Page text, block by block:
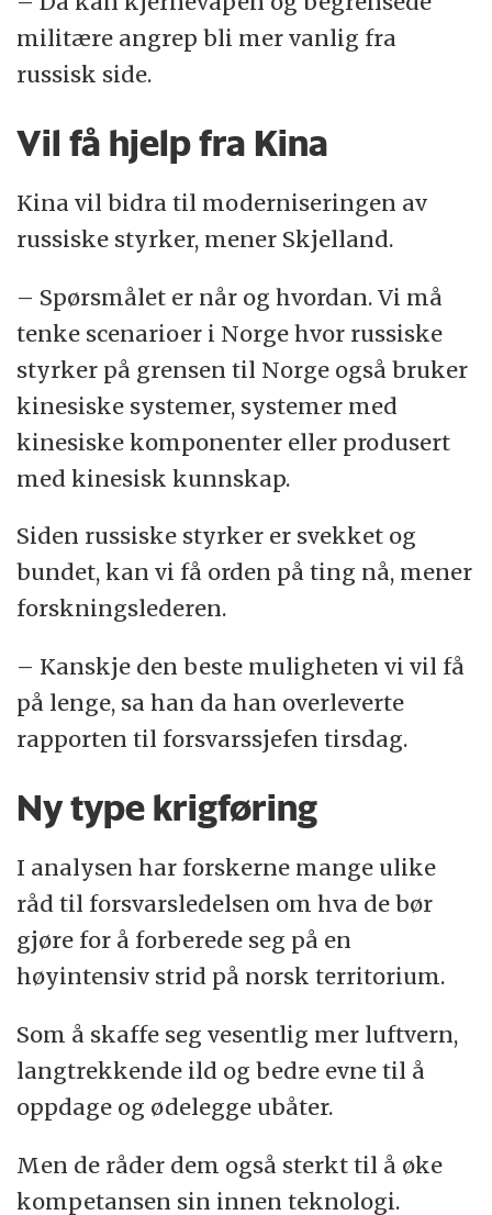
militære angrep bli mer vanlig fra
russisk side.
Vil få hjelp fra Kina
Kina vil bidra til moderniseringen av
russiske styrker, mener Skjelland.
– Spørsmålet er når og hvordan. Vi må
tenke scenarioer i Norge hvor russiske
styrker på grensen til Norge også bruker
kinesiske systemer, systemer med
kinesiske komponenter eller produsert
med kinesisk kunnskap.
Siden russiske styrker er svekket og
bundet, kan vi få orden på ting nå, mener
forskningslederen.
– Kanskje den beste muligheten vi vil få
på lenge, sa han da han overleverte
rapporten til forsvarssjefen tirsdag.
Ny type krigføring
I analysen har forskerne mange ulike
råd til forsvarsledelsen om hva de bør
gjøre for å forberede seg på en
høyintensiv strid på norsk territorium.
Som å skaffe seg vesentlig mer luftvern,
langtrekkende ild og bedre evne til å
oppdage og ødelegge ubåter.
Men de råder dem også sterkt til å øke
kompetansen sin innen teknologi.